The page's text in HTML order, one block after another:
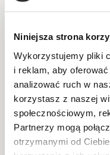
Niniejsza strona
Wykorzystujemy pliki
i reklam, aby
analizować ruch w
korzystasz z naszej
społecznościowym,
Partnerzy mogą
otrzymanymi od